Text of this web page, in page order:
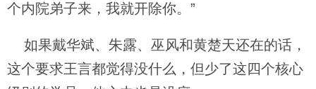
个内院弟子来，我就开除你。”
如果戴华斌、朱露、巫风和黄楚天还在的话，
这个要求王言都觉得没什么，但少了这四个核心